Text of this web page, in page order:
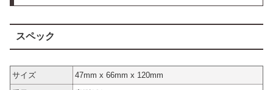
スペック
サイズ
47mm x 66mm x 120mm